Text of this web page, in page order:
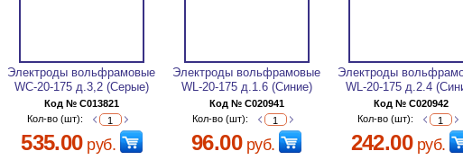
Электроды вольфрамовые
WC-20-175 д.3,2 (Серые)
Код № C013821
Кол-во (шт):
535.00руб.
Электроды вольфрамовые
WL-20-175 д.1.6 (Синие)
Код № C020941
Кол-во (шт):
96.00руб.
Электроды
WL-20-175 д.2.4
Код № C020942
Кол-во (шт):
242.00руб.